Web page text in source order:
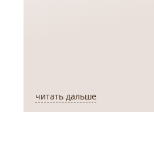
читать дальше